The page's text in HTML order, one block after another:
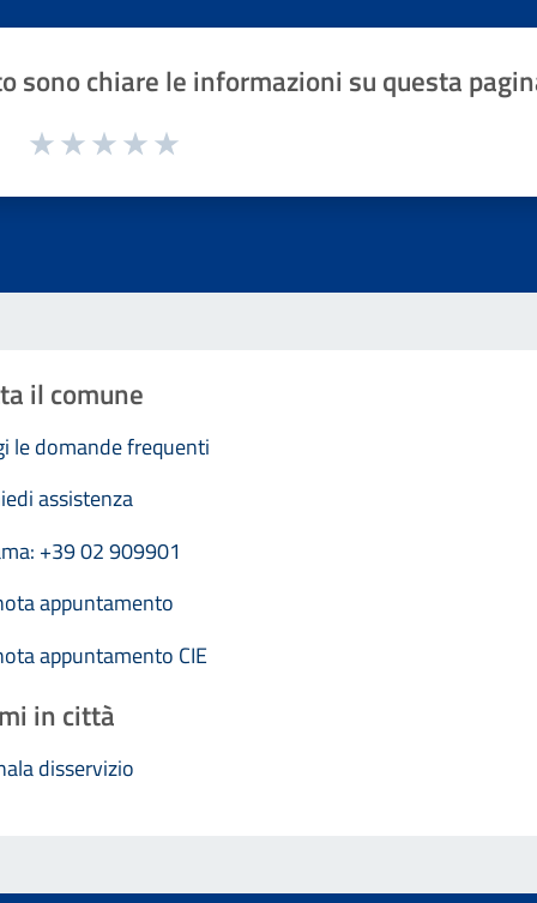
sono chiare le informazioni su questa
1 a 5 stelle la pagina
il comune
le domande frequenti
assistenza
+39 02 909901
appuntamento
appuntamento CIE
in città
disservizio